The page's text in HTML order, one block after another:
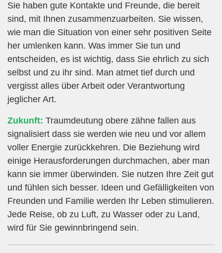
Sie haben gute Kontakte und Freunde, die bereit
sind, mit Ihnen zusammenzuarbeiten. Sie wissen,
wie man die Situation von einer sehr positiven Seite
her umlenken kann. Was immer Sie tun und
entscheiden, es ist wichtig, dass Sie ehrlich zu sich
selbst und zu ihr sind. Man atmet tief durch und
vergisst alles über Arbeit oder Verantwortung
jeglicher Art.
Zukunft: Traumdeutung obere zähne fallen aus
signalisiert dass sie werden wie neu und vor allem
voller Energie zurückkehren. Die Beziehung wird
einige Herausforderungen durchmachen, aber man
kann sie immer überwinden. Sie nutzen Ihre Zeit gut
und fühlen sich besser. Ideen und Gefälligkeiten von
Freunden und Familie werden Ihr Leben stimulieren.
Jede Reise, ob zu Luft, zu Wasser oder zu Land,
wird für Sie gewinnbringend sein.